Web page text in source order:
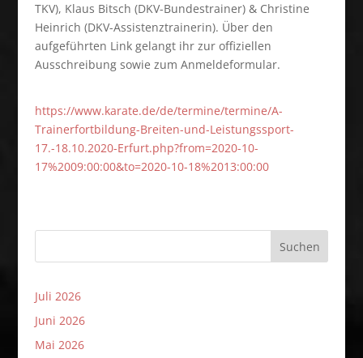
TKV), Klaus Bitsch (DKV-Bundestrainer) & Christine
Heinrich (DKV-Assistenztrainerin). Über den
aufgeführten Link gelangt ihr zur offiziellen
Ausschreibung sowie zum Anmeldeformular.
https://www.karate.de/de/termine/termine/A-
Trainerfortbildung-Breiten-und-Leistungssport-
17.-18.10.2020-Erfurt.php?from=2020-10-
17%2009:00:00&to=2020-10-18%2013:00:00
Suchen
Juli 2026
Juni 2026
Mai 2026